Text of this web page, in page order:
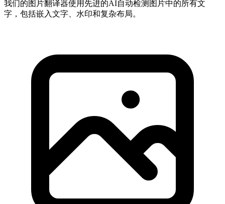
我们的图片翻译器使用先进的AI自动检测图片中的所有文
字，包括嵌入文字、水印和复杂布局。